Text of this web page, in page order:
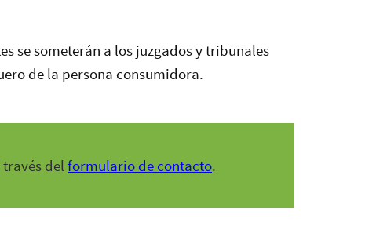
se someterán a los juzgados y tribunales
de la persona consumidora.
través del formulario de contacto.